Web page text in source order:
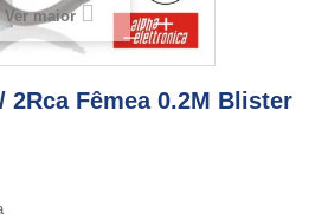
Ver maior
2Rca Fêmea 0.2M Blister